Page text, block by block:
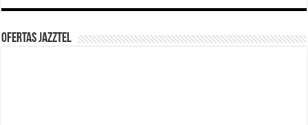
Ofertas Jazztel